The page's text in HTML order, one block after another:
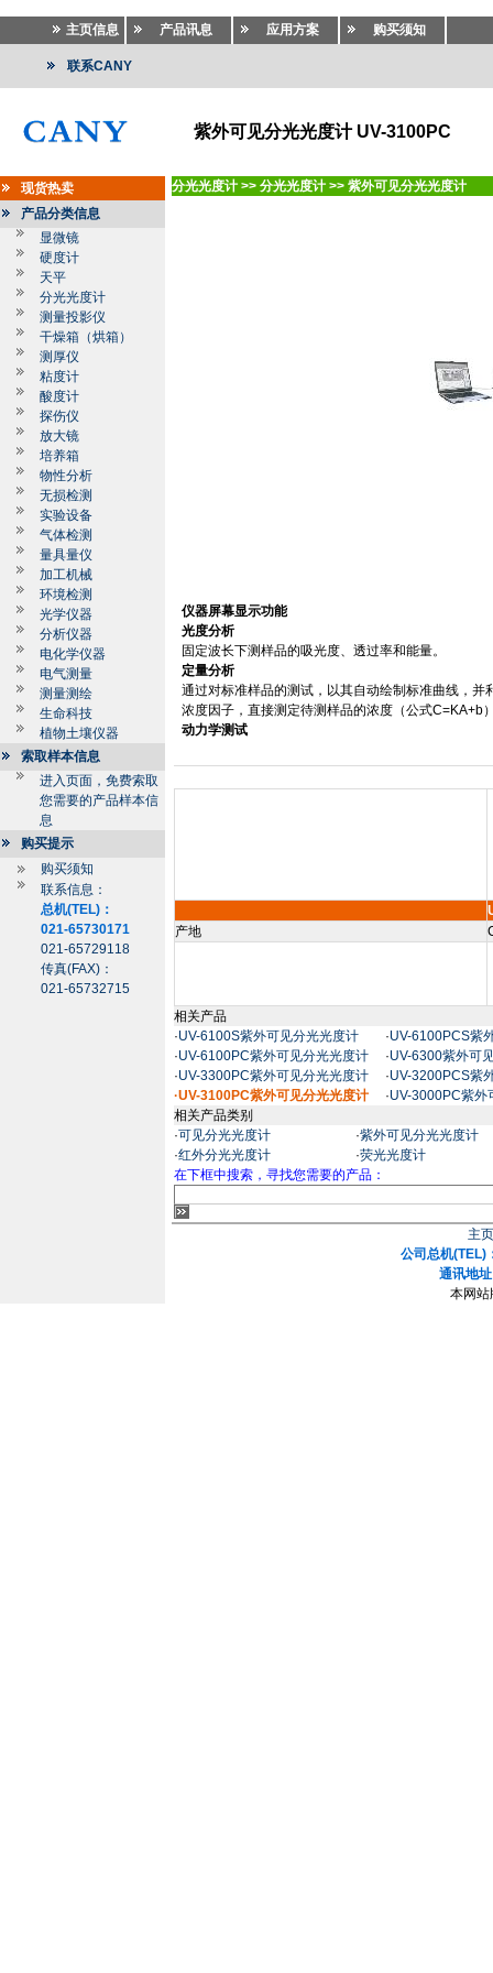
主页信息 产品讯息 应用方案 购买须知
联系CANY
紫外可见分光光度计 UV-3100PC
现货热卖
产品分类信息
显微镜
硬度计
天平
分光光度计
测量投影仪
干燥箱（烘箱）
测厚仪
粘度计
酸度计
探伤仪
放大镜
培养箱
物性分析
无损检测
实验设备
气体检测
量具量仪
加工机械
环境检测
光学仪器
分析仪器
电化学仪器
电气测量
测量测绘
生命科技
植物土壤仪器
索取样本信息
进入页面，免费索取
您需要的产品样本信
息
购买提示
购买须知
联系信息：
总机(TEL)：
021-65730171
021-65729118
传真(FAX)：
021-65732715
分光光度计 >> 分光光度计 >> 紫外可见分光光度计
仪器屏幕显示功能
光度分析
固定波长下测样品的吸光度、透过率和能量。
定量分析
通过对标准样品的测试，以其自动绘制标准曲线，
浓度因子，直接测定待测样品的浓度（公式C=KA+b
动力学测试
产地
相关产品
·UV-6100S紫外可见分光光度计 ·UV-6100PCS紫
·UV-6100PC紫外可见分光光度计 ·UV-6300紫外可
·UV-3300PC紫外可见分光光度计 ·UV-3200PCS紫
·UV-3100PC紫外可见分光光度计
·UV-3000PC紫外
相关产品类别
·可见分光光度计 ·紫外可见分光光度计
·红外分光光度计 ·荧光光度计
在下框中搜索，寻找您需要的产品：
主
公司总机
通讯地
本网